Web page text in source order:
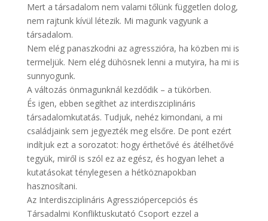
Mert a társadalom nem valami tőlünk független dolog,
nem rajtunk kívül létezik. Mi magunk vagyunk a
társadalom.
Nem elég panaszkodni az agresszióra, ha közben mi is
termeljük. Nem elég dühösnek lenni a mutyira, ha mi is
sunnyogunk.
A változás önmagunknál kezdődik – a tükörben.
És igen, ebben segíthet az interdiszciplináris
társadalomkutatás. Tudjuk, nehéz kimondani, a mi
családjaink sem jegyezték meg elsőre. De pont ezért
indítjuk ezt a sorozatot: hogy érthetővé és átélhetővé
tegyük, miről is szól ez az egész, és hogyan lehet a
kutatásokat ténylegesen a hétköznapokban
hasznosítani.
Az Interdiszciplináris Agressziópercepciós és
Társadalmi Konfliktuskutató Csoport ezzel a